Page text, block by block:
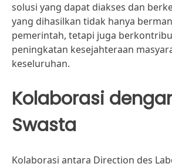
solusi yang dapat diakses dan
yang dihasilkan tidak hanya
pemerintah, tetapi juga
peningkatan kesejahteraan
keseluruhan.
Kolaborasi
Swasta
Kolaborasi antara Direction des